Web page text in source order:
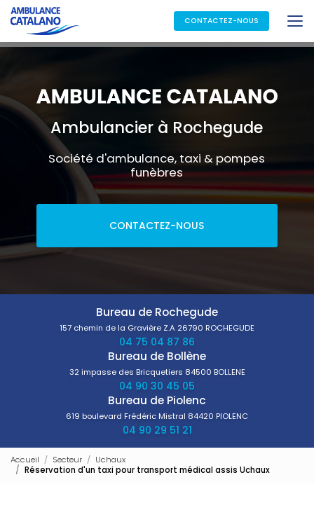
Aller
au
contenu
principal
CONTACTEZ-NOUS
Ambulancier à Rochegude
Société d'ambulance, taxi & pompes
funèbres
CONTACTEZ-NOUS
Bureau de Rochegude
157 chemin de la Gravière Z.A 26790 ROCHEGUDE
04 75 04 87 86
Bureau de Bollène
32 impasse des Bricquetiers 84500 BOLLENE
04 90 30 45 05
Bureau de Piolenc
619 boulevard Frédéric Mistral 84420 PIOLENC
04 90 29 51 21
Accueil Secteur
Uchaux
Réservation d'un taxi pour transport médical assis Uchaux